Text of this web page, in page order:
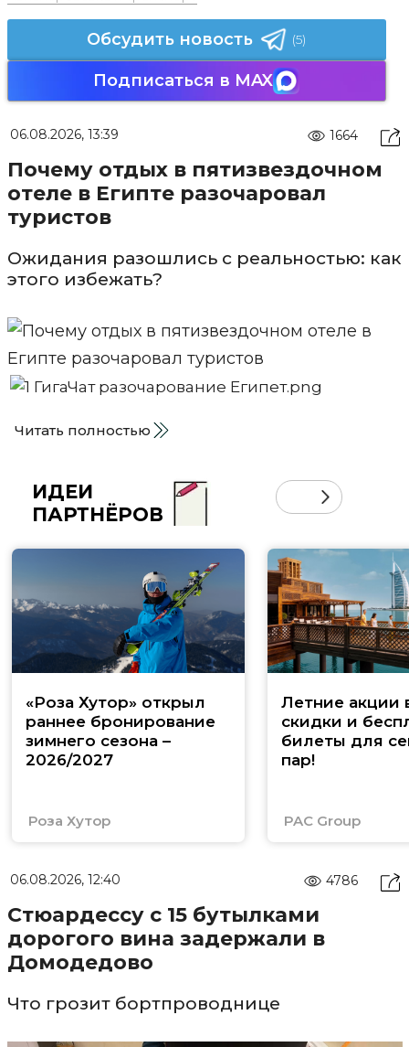
Обсудить новость (5)
Подписаться в MAX
06.08.2026, 13:39 1664
Почему отдых в пятизвездочном
отеле в Египте разочаровал
туристов
Ожидания разошлись с реальностью: как
этого избежать?
Читать полностью
ИДЕИ
ПАРТНЁРОВ
«Роза Хутор» открыл
раннее бронирование
зимнего сезона –
2026/2027
Роза Хутор
Летние акции
скидки и
билеты для
пар!
PAC Group
06.08.2026, 12:40 4786
Стюардессу с 15 бутылками
дорогого вина задержали в
Домодедово
Что грозит бортпроводнице